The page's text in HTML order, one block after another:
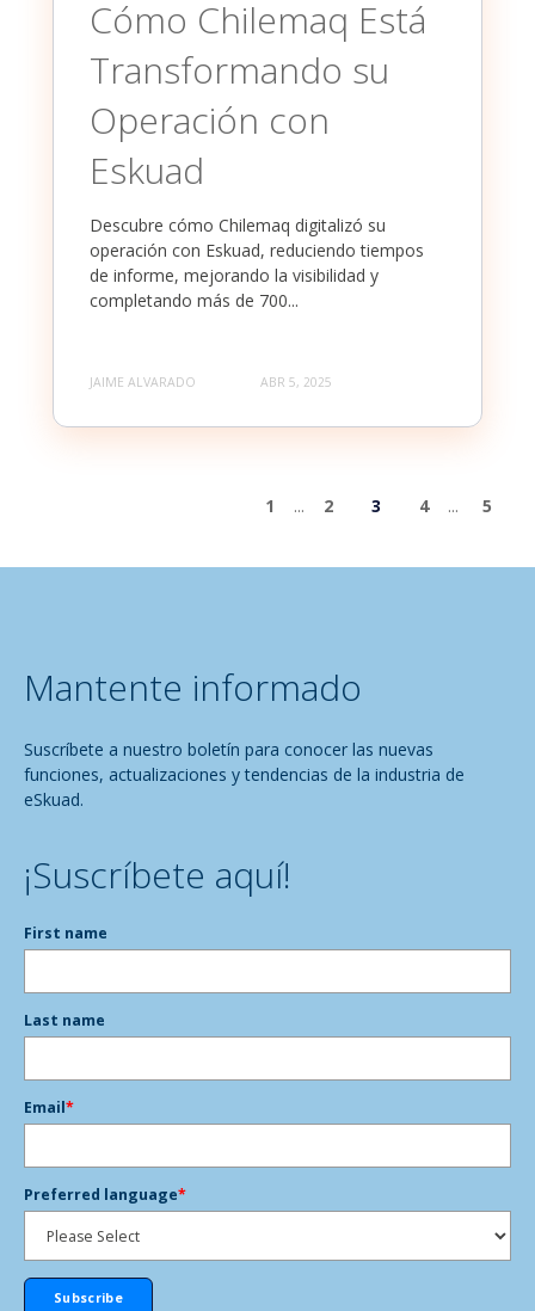
Cómo Chilemaq Está
Transformando su
Operación con
Eskuad
Descubre cómo Chilemaq digitalizó su
operación con Eskuad, reduciendo tiempos
de informe, mejorando la visibilidad y
completando más de 700...
JAIME ALVARADO ABR 5, 2025
1 ... 2 3 4 ... 5
Mantente informado
Suscríbete a nuestro boletín para conocer las nuevas
funciones, actualizaciones y tendencias de la industria de
eSkuad.
¡Suscríbete aquí!
First name
Last name
Email*
Preferred language*